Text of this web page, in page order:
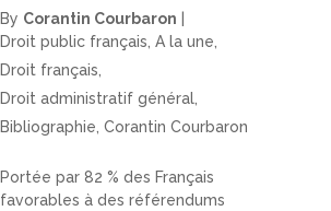
By Corantin Courbaron
Droit public français A la une
Droit français
Droit administratif général,
Bibliographie Corantin Courbaron
Portée par 82 % des Français
favorables à des référendums